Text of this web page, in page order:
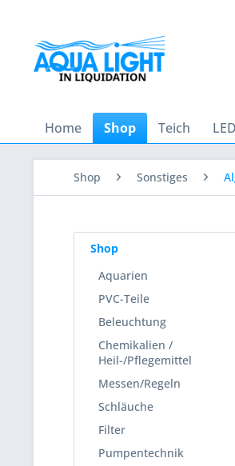
Home Shop Teich
Shop Sonstiges
Shop
Aquarien
PVC-Teile
Beleuchtung
Chemikalien /
Heil-/Pflegemittel
Messen/Regeln
Schläuche
Filter
Pumpentechnik